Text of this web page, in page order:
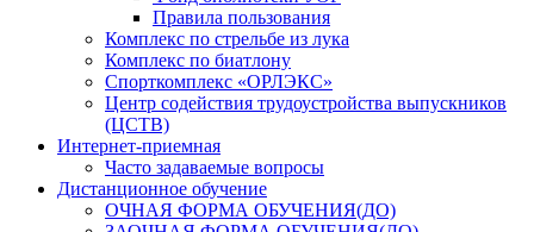
Правила пользования
Комплекс по стрельбе из лука
Комплекс по биатлону
Спорткомплекс «ОРЛЭКС»
Центр содействия трудоустройства выпускников
(ЦСТВ)
Интернет-приемная
Часто задаваемые вопросы
Дистанционное обучение
ОЧНАЯ ФОРМА ОБУЧЕНИЯ(ДО)